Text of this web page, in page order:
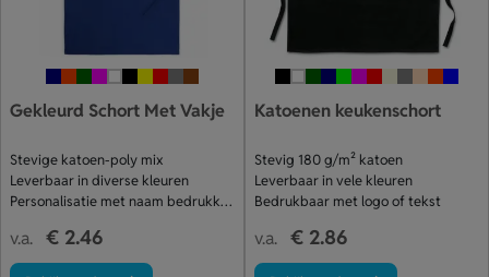
Gekleurd Schort Met Vakje
Stevige katoen-poly mix
Leverbaar in diverse kleuren
Personalisatie met naam bedrukking
v.a. € 2.46
Katoenen keukenschort
Stevig 180 g/m² katoen
Leverbaar in vele kleuren
Bedrukbaar met logo of tekst
v.a. € 2.86